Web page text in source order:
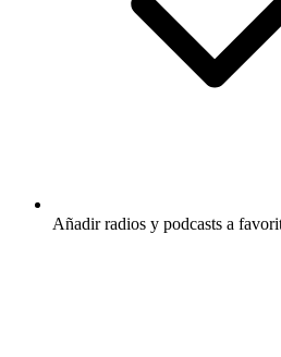
Añadir radios y podcasts a